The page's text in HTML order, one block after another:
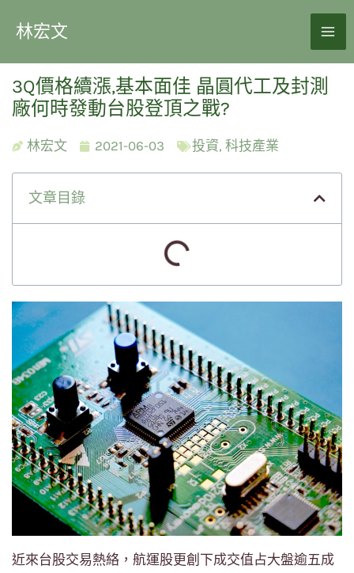
林宏文
3Q價格續漲,基本面佳 晶圓代工及封測
廠何時發動台股登頂之戰?
林宏文 2021-06-03 投資, 科技產業
文章目錄
近來台股交易熱絡，航運股更創下成交值占大盤逾五成